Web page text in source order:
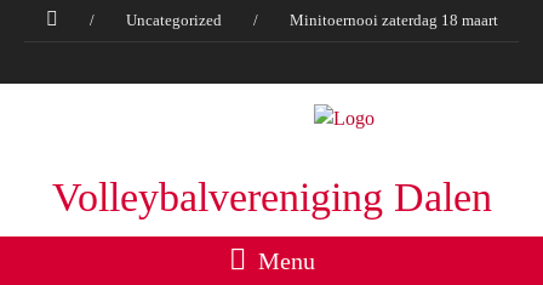
/ Uncategorized / Minitoernooi zaterdag 18 maart
Volleybalvereniging Dalen
Menu